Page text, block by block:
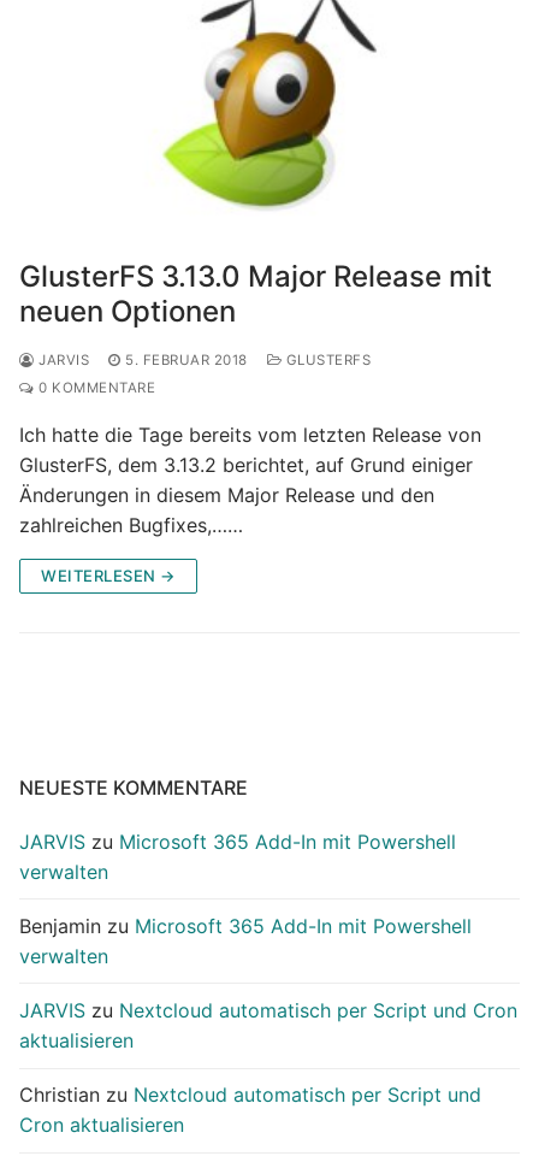
GlusterFS 3.13.0 Major Release mit
neuen Optionen
JARVIS 5. FEBRUAR 2018
GLUSTERFS
0 KOMMENTARE
Ich hatte die Tage bereits vom letzten Release von
GlusterFS, dem 3.13.2 berichtet, auf Grund einiger
Änderungen in diesem Major Release und den
zahlreichen Bugfixes,……
WEITERLESEN →
NEUESTE KOMMENTARE
JARVIS zu Microsoft 365 Add-In mit Powershell
verwalten
Benjamin zu Microsoft 365 Add-In mit Powershell
verwalten
JARVIS zu Nextcloud automatisch per Script und Cron
aktualisieren
Christian zu Nextcloud automatisch per Script und
Cron aktualisieren